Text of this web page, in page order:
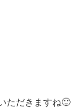
ただきますね🙂